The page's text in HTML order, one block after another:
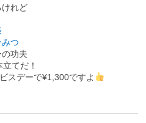
れど
つ
の功夫
てだ！
スデーで¥1,300ですよ